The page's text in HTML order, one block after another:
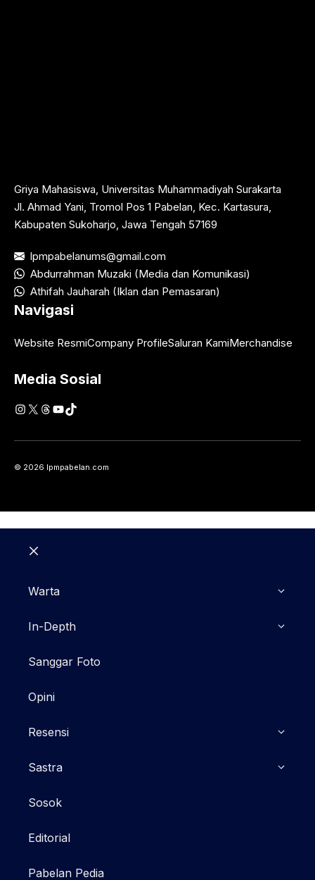
Griya Mahasiswa, Universitas Muhammadiyah Surakarta
Jl. Ahmad Yani, Tromol Pos 1 Pabelan, Kec. Kartasura,
Kabupaten Sukoharjo, Jawa Tengah 57169
lpmpabelanums@gmail.com
Abdurrahman Muzaki (Media dan Komunikasi)
Athifah Jauharah (Iklan dan Pemasaran)
Navigasi
Website ResmiCompany ProfileSaluran KamiMerchandise
Media Sosial
Instagram
X Threads
YouTube
TikTok
© 2026 lpmpabelan.com
Warta
In-Depth
Sanggar Foto
Opini
Resensi
Sastra
Sosok
Editorial
Pabelan Pedia